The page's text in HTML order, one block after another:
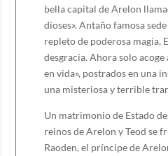
bella capital de Arelon
dioses». Antaño famosa
repleto de poderosa magia,
desgracia. Ahora solo
en vida», postrados en una
una misteriosa y terrible
Un matrimonio de Estado
reinos de Arelon y Teod se
Raoden, el príncipe de